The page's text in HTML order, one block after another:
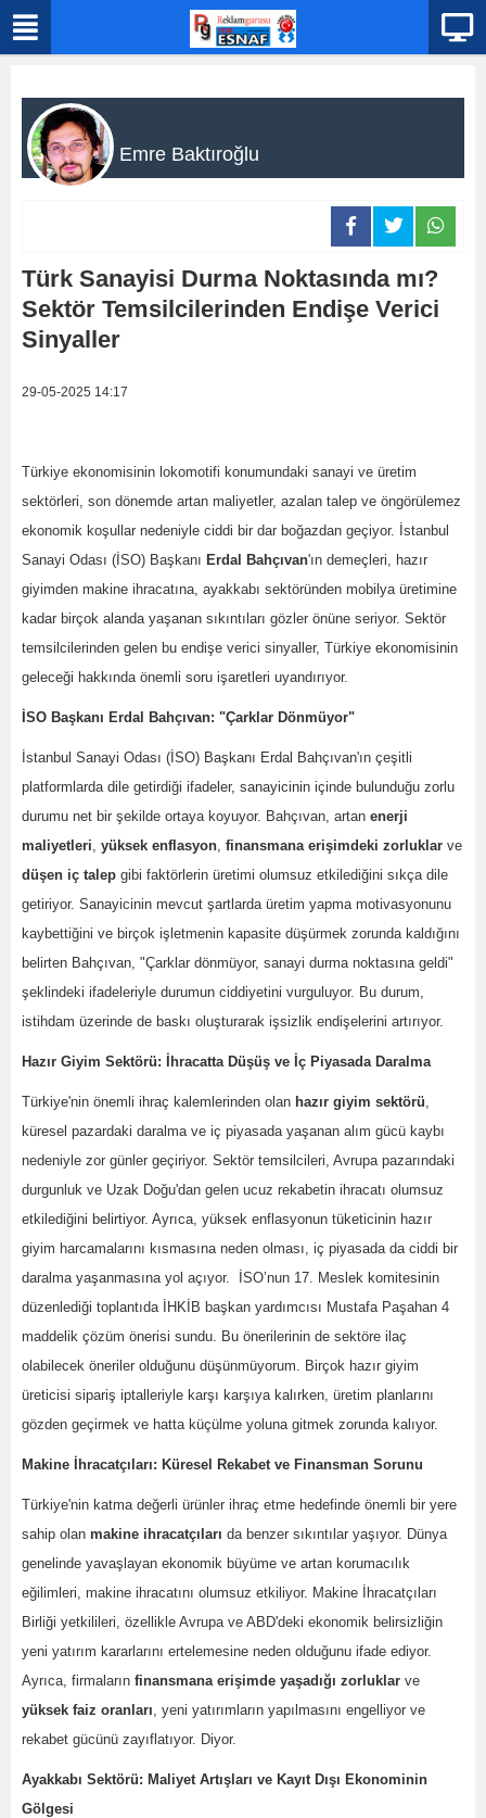
Emre Baktıroğlu
Türk Sanayisi Durma Noktasında mı?
Sektör Temsilcilerinden Endişe Verici
Sinyaller
29-05-2025 14:17
Türkiye ekonomisinin lokomotifi konumundaki sanayi ve üretim
sektörleri, son dönemde artan maliyetler, azalan talep ve öngörülemez
ekonomik koşullar nedeniyle ciddi bir dar boğazdan geçiyor. İstanbul
Sanayi Odası (İSO) Başkanı Erdal Bahçıvan'ın demeçleri, hazır
giyimden makine ihracatına, ayakkabı sektöründen mobilya üretimine
kadar birçok alanda yaşanan sıkıntıları gözler önüne seriyor. Sektör
temsilcilerinden gelen bu endişe verici sinyaller, Türkiye ekonomisinin
geleceği hakkında önemli soru işaretleri uyandırıyor.
İSO Başkanı Erdal Bahçıvan: "Çarklar Dönmüyor"
İstanbul Sanayi Odası (İSO) Başkanı Erdal Bahçıvan'ın çeşitli
platformlarda dile getirdiği ifadeler, sanayicinin içinde bulunduğu zorlu
durumu net bir şekilde ortaya koyuyor. Bahçıvan, artan enerji
maliyetleri, yüksek enflasyon, finansmana erişimdeki zorluklar ve
düşen iç talep gibi faktörlerin üretimi olumsuz etkilediğini sıkça dile
getiriyor. Sanayicinin mevcut şartlarda üretim yapma motivasyonunu
kaybettiğini ve birçok işletmenin kapasite düşürmek zorunda kaldığını
belirten Bahçıvan, "Çarklar dönmüyor, sanayi durma noktasına geldi"
şeklindeki ifadeleriyle durumun ciddiyetini vurguluyor. Bu durum,
istihdam üzerinde de baskı oluşturarak işsizlik endişelerini artırıyor.
Hazır Giyim Sektörü: İhracatta Düşüş ve İç Piyasada Daralma
Türkiye'nin önemli ihraç kalemlerinden olan hazır giyim sektörü,
küresel pazardaki daralma ve iç piyasada yaşanan alım gücü kaybı
nedeniyle zor günler geçiriyor. Sektör temsilcileri, Avrupa pazarındaki
durgunluk ve Uzak Doğu'dan gelen ucuz rekabetin ihracatı olumsuz
etkilediğini belirtiyor. Ayrıca, yüksek enflasyonun tüketicinin hazır
giyim harcamalarını kısmasına neden olması, iç piyasada da ciddi bir
daralma yaşanmasına yol açıyor. İSO’nun 17. Meslek komitesinin
düzenlediği toplantıda İHKİB başkan yardımcısı Mustafa Paşahan 4
maddelik çözüm önerisi sundu. Bu önerilerinin de sektöre ilaç
olabilecek öneriler olduğunu düşünmüyorum. Birçok hazır giyim
üreticisi sipariş iptalleriyle karşı karşıya kalırken, üretim planlarını
gözden geçirmek ve hatta küçülme yoluna gitmek zorunda kalıyor.
Makine İhracatçıları: Küresel Rekabet ve Finansman Sorunu
Türkiye'nin katma değerli ürünler ihraç etme hedefinde önemli bir yere
sahip olan makine ihracatçıları da benzer sıkıntılar yaşıyor. Dünya
genelinde yavaşlayan ekonomik büyüme ve artan korumacılık
eğilimleri, makine ihracatını olumsuz etkiliyor. Makine İhracatçıları
Birliği yetkilileri, özellikle Avrupa ve ABD'deki ekonomik belirsizliğin
yeni yatırım kararlarını ertelemesine neden olduğunu ifade ediyor.
Ayrıca, firmaların finansmana erişimde yaşadığı zorluklar ve
yüksek faiz oranları, yeni yatırımların yapılmasını engelliyor ve
rekabet gücünü zayıflatıyor. Diyor.
Ayakkabı Sektörü: Maliyet Artışları ve Kayıt Dışı Ekonominin
Gölgesi